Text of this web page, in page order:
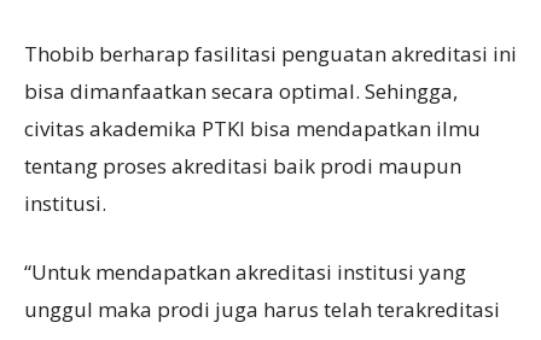
Thobib berharap fasilitasi penguatan akreditasi ini
bisa dimanfaatkan secara optimal. Sehingga,
civitas akademika PTKI bisa mendapatkan ilmu
tentang proses akreditasi baik prodi maupun
institusi.
“Untuk mendapatkan akreditasi institusi yang
unggul maka prodi juga harus telah terakreditasi